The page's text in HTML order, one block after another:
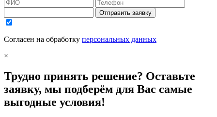
Отправить заявку
Согласен на обработку персональных данных
×
Трудно принять решение? Оставьте
заявку, мы подберём для Вас самые
выгодные условия!